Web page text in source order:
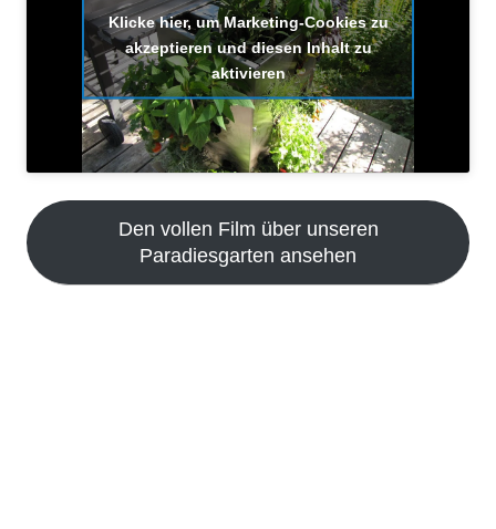
Klicke hier, um Marketing-Cookies zu
akzeptieren und diesen Inhalt zu
aktivieren
Den vollen Film über unseren
Paradiesgarten ansehen